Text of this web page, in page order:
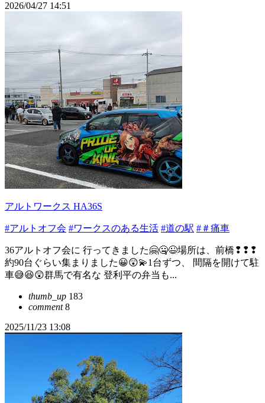
2026/04/27 14:51
アルトワークス HA36S
#アルトオフ会 #ワークスのある生活 #道の駅 #＃痛車
36アルトオフ会に 行ってきました🤗🤐😉場所は、前橋❢❢❢
約90台ぐらい集まりました😀😲💫1台ずつ、 間隔を開けて駐
車😅😆😲群馬で有名な 登利平の弁当も...
thumb_up 183
comment8
2025/11/23 13:08